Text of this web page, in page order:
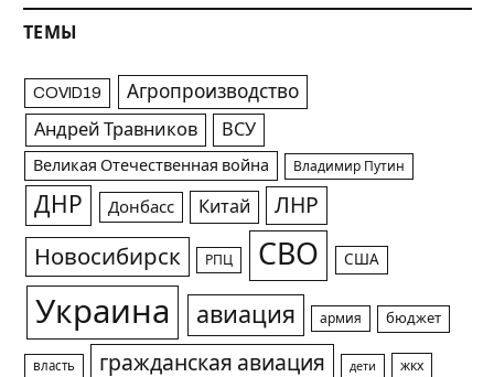
ТЕМЫ
COVID19 Агропроизводство
Андрей Травников ВСУ
Великая Отечественная война Владимир Путин
ДНР Донбасс Китай ЛНР
Новосибирск РПЦ СВО США
Украина авиация армия бюджет
власть гражданская авиация дети жкх